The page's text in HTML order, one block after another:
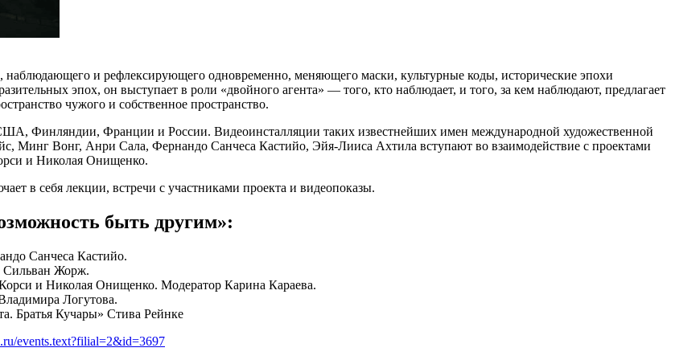
наблюдающего и рефлексирующего одновременно, меняющего маски, культурные коды, исторические эпохи
эпох, он выступает в роли «двойного агента» — того, кто наблюдает, и того, за кем наблюдают, предлагает
чужого и собственное пространство.
Финляндии, Франции и России. Видеоинсталляции таких известнейших имен международной художественной
Вонг, Анри Сала, Фернандо Санчеса Кастийо, Эйя-Лииса Ахтила вступают во взаимодействие с проектами
и Николая Онищенко.
в себя лекции, встречи с участниками проекта и видеопоказы.
быть другим»:
Санчеса Кастийо.
Сильван Жорж.
и Николая Онищенко. Модератор Карина Караева.
Логутова.
Братья Кучары» Стива Рейнке
events.text?filial=2&id=3697